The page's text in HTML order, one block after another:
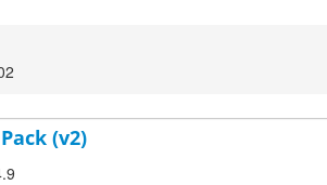
(v2)